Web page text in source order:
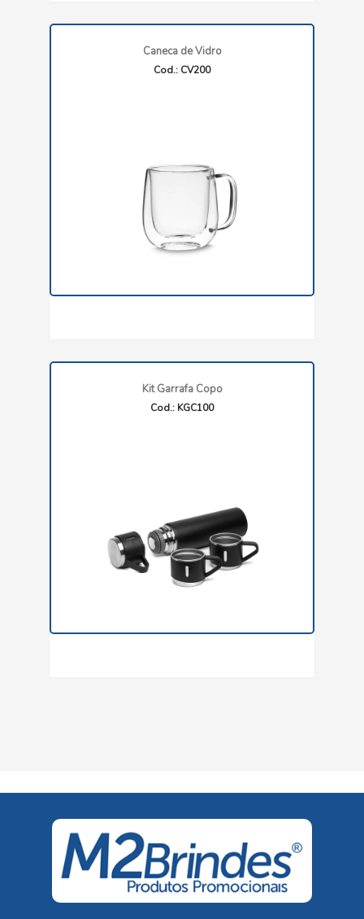
Caneca de Vidro
Cod.: CV200
Kit Garrafa Copo
Cod.: KGC100